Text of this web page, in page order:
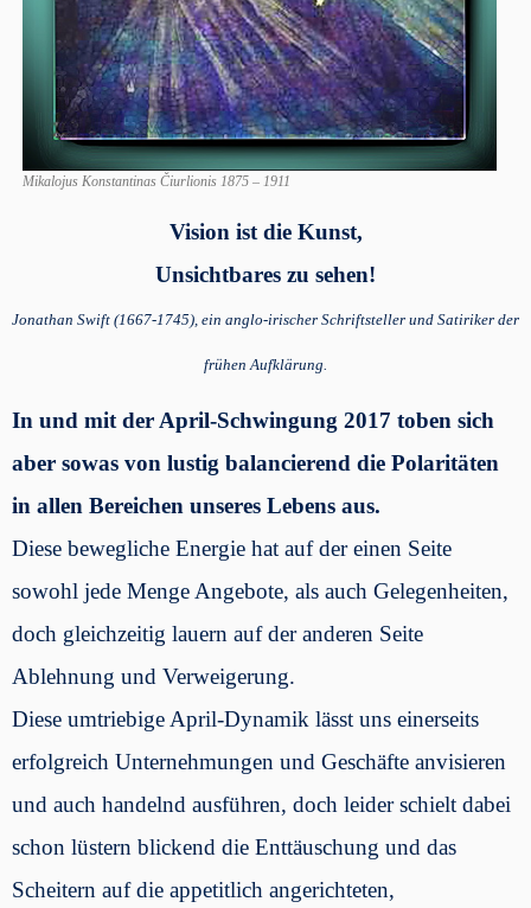
Mikalojus Konstantinas Čiurlionis 1875 – 1911
Vision ist die Kunst,
Unsichtbares zu sehen!
Jonathan Swift (1667-1745), ein anglo-irischer Schriftsteller und Satiriker der
frühen Aufklärung.
In und mit der April-Schwingung 2017 toben sich
aber sowas von lustig balancierend die Polaritäten
in allen Bereichen unseres Lebens aus.
Diese bewegliche Energie hat auf der einen Seite
sowohl jede Menge Angebote, als auch Gelegenheiten,
doch gleichzeitig lauern auf der anderen Seite
Ablehnung und Verweigerung.
Diese umtriebige April-Dynamik lässt uns einerseits
erfolgreich Unternehmungen und Geschäfte anvisieren
und auch handelnd ausführen, doch leider schielt dabei
schon lüstern blickend die Enttäuschung und das
Scheitern auf die appetitlich angerichteten,